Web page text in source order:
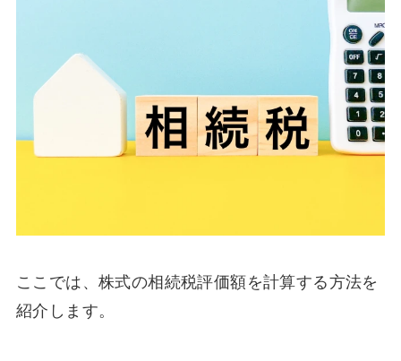
ここでは、株式の相続税評価額を計算する方法を
紹介します。